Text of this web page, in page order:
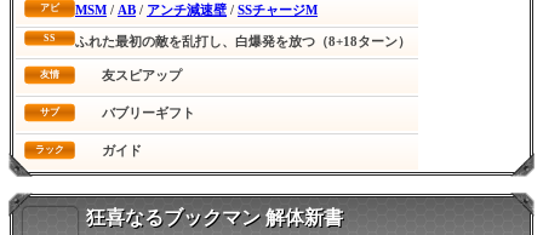
アビ MSM / AB / アンチ減速壁 / SSチャージM
SS ふれた最初の敵を乱打し、白爆発を放つ（8+18ターン）
友情 友スピアップ
サブ バブリーギフト
ラック ガイド
狂喜なるブックマン 解体新書